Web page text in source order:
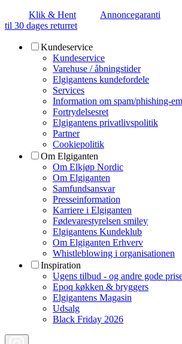
Klik & Hent Annoncegaranti
til 30 dages returret
Kundeservice
Kundeservice
Varehuse / åbningstider
Elgigantens kundefordele
Services
Information om spam/phishing-
Fortrydelsesret
Elgigantens privatlivspolitik
Partner
Cookiepolitik
Om Elgiganten
Om Elkjøp Nordic
Om Elgiganten
Samfundsansvar
Presseinformation
Karriere i Elgiganten
Fødevarestyrelsen smiley
Elgigantens Kundeklub
Om Elgiganten Erhverv
Whistleblowing i organisationen
Inspiration
Ugens tilbud - og andre gode
Epoq køkken & bryggers
Elgigantens Magasin
Udsalg
Black Friday 2026